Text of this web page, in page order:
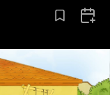
Aus den